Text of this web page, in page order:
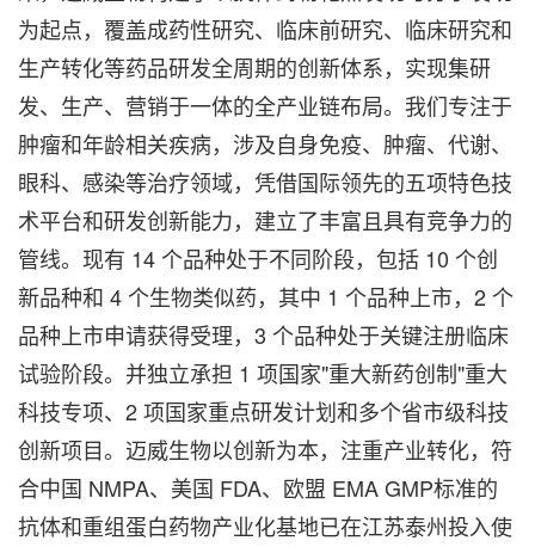
为起点，覆盖成药性研究、临床前研究、临床研究和
生产转化等药品研发全周期的创新体系，实现集研
发、生产、营销于一体的全产业链布局。我们专注于
肿瘤和年龄相关疾病，涉及自身免疫、肿瘤、代谢、
眼科、感染等治疗领域，凭借国际领先的五项特色技
术平台和研发创新能力，建立了丰富且具有竞争力的
管线。现有 14 个品种处于不同阶段，包括 10 个创
新品种和 4 个生物类似药，其中 1 个品种上市，2 个
品种上市申请获得受理，3 个品种处于关键注册临床
试验阶段。并独立承担 1 项国家"重大新药创制"重大
科技专项、2 项国家重点研发计划和多个省市级科技
创新项目。迈威生物以创新为本，注重产业转化，符
合中国 NMPA、美国 FDA、欧盟 EMA GMP标准的
抗体和重组蛋白药物产业化基地已在江苏泰州投入使